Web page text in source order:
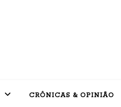
CRÔNICAS & OPINIÃO